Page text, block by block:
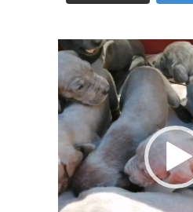
Video
Player